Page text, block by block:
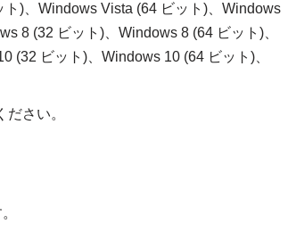
)、Windows Vista (64 ビット)、Windows
8 (32 ビット)、Windows 8 (64 ビット)、
(32 ビット)、Windows 10 (64 ビット)、
さい。